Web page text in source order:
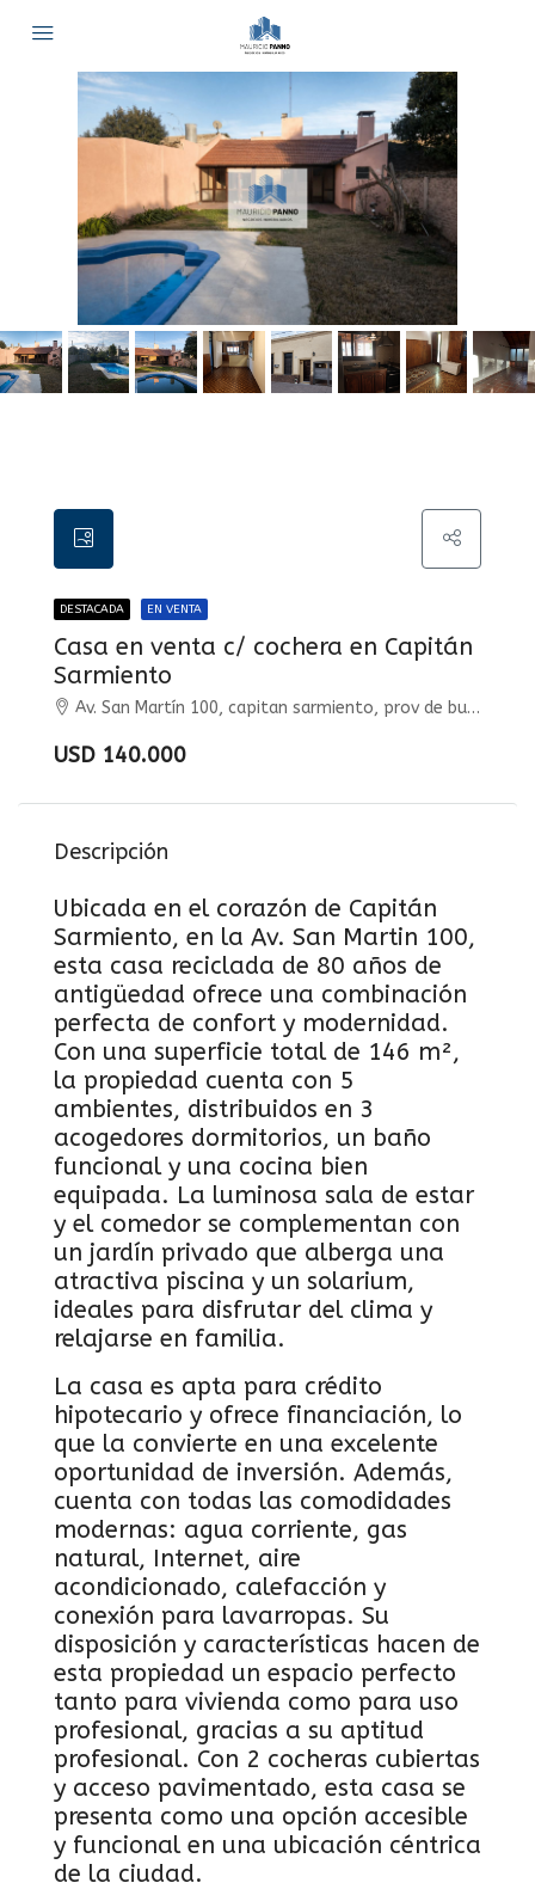
DESTACADA EN VENTA
Casa en venta c/ cochera en Capitán
Sarmiento
Av. San Martín 100, capitan sarmiento, prov de buenos aires, Capitán Sarmiento, Capitán Sarmiento
USD 140.000
Descripción
Ubicada en el corazón de Capitán
Sarmiento, en la Av. San Martin 100,
esta casa reciclada de 80 años de
antigüedad ofrece una combinación
perfecta de confort y modernidad.
Con una superficie total de 146 m²,
la propiedad cuenta con 5
ambientes, distribuidos en 3
acogedores dormitorios, un baño
funcional y una cocina bien
equipada. La luminosa sala de estar
y el comedor se complementan con
un jardín privado que alberga una
atractiva piscina y un solarium,
ideales para disfrutar del clima y
relajarse en familia.
La casa es apta para crédito
hipotecario y ofrece financiación, lo
que la convierte en una excelente
oportunidad de inversión. Además,
cuenta con todas las comodidades
modernas: agua corriente, gas
natural, Internet, aire
acondicionado, calefacción y
conexión para lavarropas. Su
disposición y características hacen de
esta propiedad un espacio perfecto
tanto para vivienda como para uso
profesional, gracias a su aptitud
profesional. Con 2 cocheras cubiertas
y acceso pavimentado, esta casa se
presenta como una opción accesible
y funcional en una ubicación céntrica
de la ciudad.